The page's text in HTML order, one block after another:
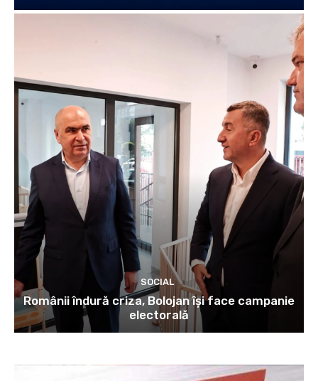
SOCIAL
Românii îndură criza, Bolojan își face campanie
electorală